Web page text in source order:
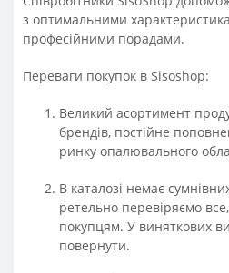
з оптимальними
професійними порадами.
Переваги покупок в Sisoshop:
Великий асортимент
брендів, постійне
ринку опалювального
В каталозі немає
ретельно перевіряємо
покупцям. У виняткових
повернути.